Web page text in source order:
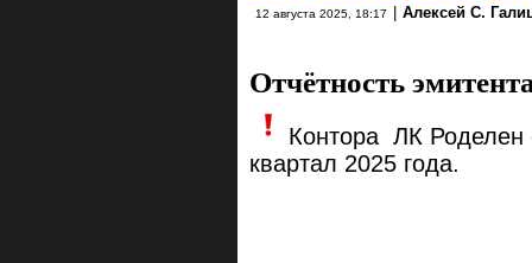
12 августа 2025, 18:17 Алексей С.
Отчётность
Контора ЛК Роделен
квартал 2025 года.